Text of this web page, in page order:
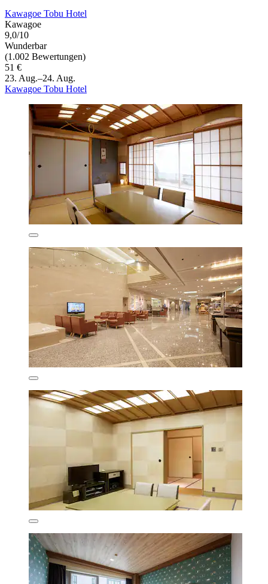
Kawagoe Tobu Hotel
Kawagoe
9,0/10
Wunderbar
(1.002 Bewertungen)
51 €
23. Aug.–24. Aug.
Kawagoe Tobu Hotel